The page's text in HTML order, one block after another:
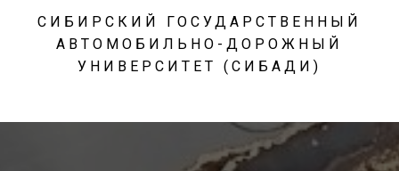
СИБИРСКИЙ ГОСУДАРСТВЕННЫЙ
АВТОМОБИЛЬНО-ДОРОЖНЫЙ
УНИВЕРСИТЕТ (СИБАДИ)